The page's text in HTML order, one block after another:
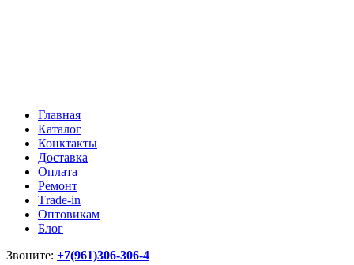
Главная
Каталог
Конктакты
Доставка
Оплата
Ремонт
Тrade-in
Оптовикам
Блог
Звоните: +7(961)306-306-4